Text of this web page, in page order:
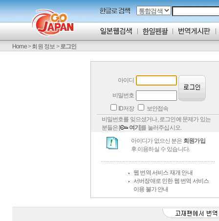
Home>회원 정보 >로그인
아이디
비밀번호
ID저장
보안접속
비밀번호를 잊으셨거나, 로그인에 문제가 있는
분들은 [
여기]를 눌러주십시오.
아이디가 없으신 분은 회원가입
후 이용하실 수 있습니다.
웹 번역 서비스 재개 안내
서버장애로 인한 웹 번역 서비스
이용 불가 안내